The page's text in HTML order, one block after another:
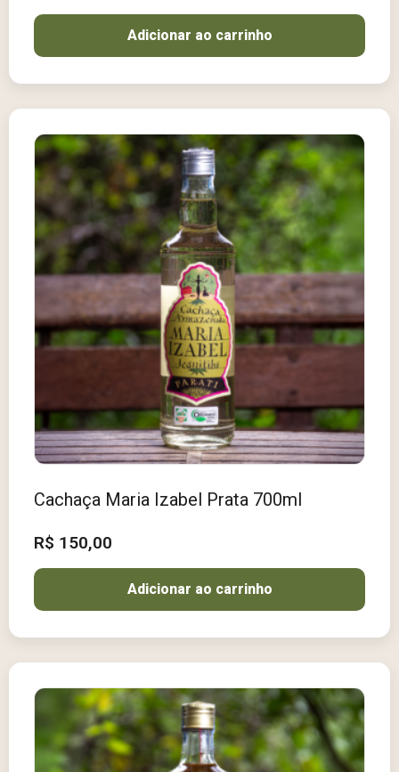
Adicionar ao carrinho
Cachaça Maria Izabel Prata 700ml
R$ 150,00
Adicionar ao carrinho